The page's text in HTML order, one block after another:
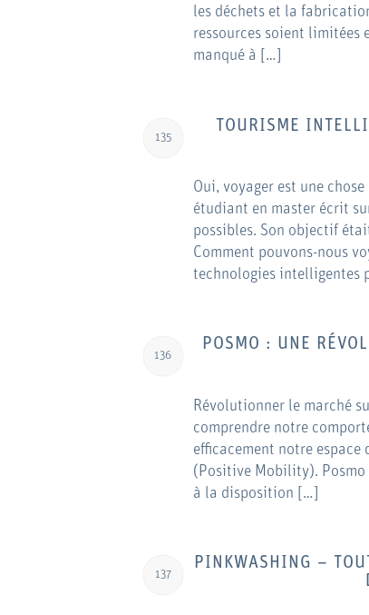
les déchets et la
ressources soient limitées
manqué à […]
135
TOURISME
Oui, voyager est une
étudiant en master écrit
possibles. Son objectif
Comment pouvons-nous
technologies intelligentes
136
POSMO : UNE
Révolutionner le marché
comprendre notre
efficacement notre espace
(Positive Mobility).
à la disposition […]
137
PINKWASHING –